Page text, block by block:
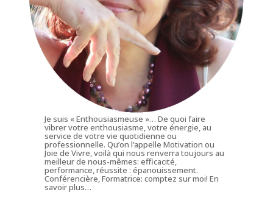
Je suis « Enthousiasmeuse »… De quoi faire
vibrer votre enthousiasme, votre énergie, au
service de votre vie quotidienne ou
professionnelle. Qu’on l’appelle Motivation ou
Joie de Vivre, voilà qui nous renverra toujours au
meilleur de nous-mêmes: efficacité,
performance, réussite : épanouissement.
Conférencière, Formatrice: comptez sur moi!En
savoir plus…